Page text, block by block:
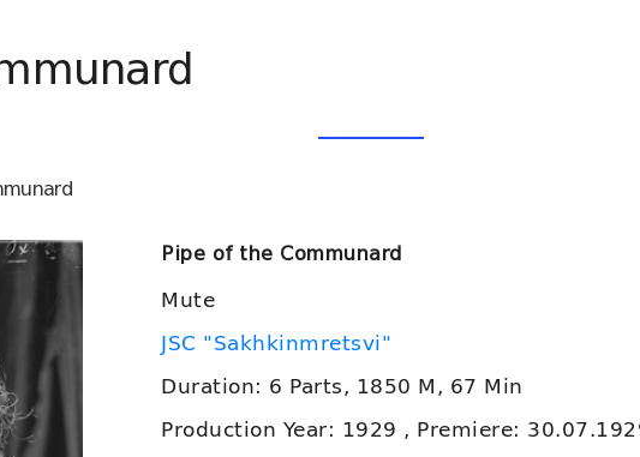
Pipe of the Communard
Mute
JSC "Sakhkinmretsvi"
Duration: 6 Parts, 1850 M, 67 Min
Production Year: 1929 , Premiere: